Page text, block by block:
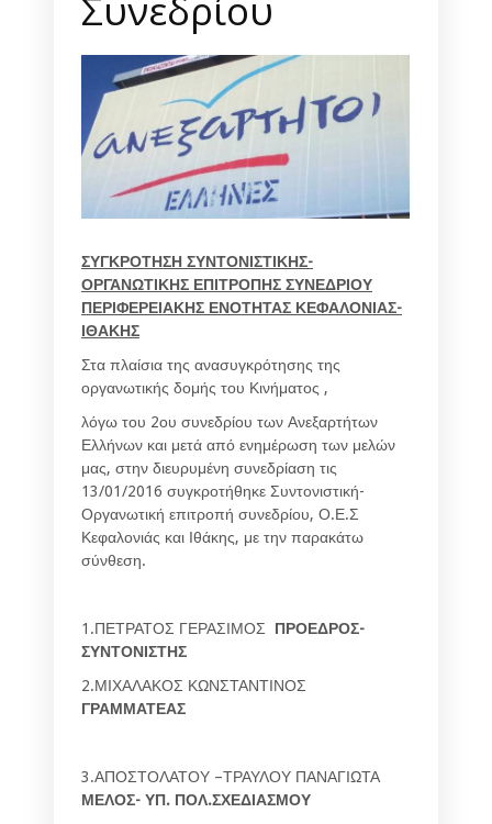
ΣΥΓΚΡΟΤΗΣΗ ΣΥΝΤΟΝΙΣΤΙΚΗΣ-
ΟΡΓΑΝΩΤΙΚΗΣ ΕΠΙΤΡΟΠΗΣ ΣΥΝΕΔΡΙΟΥ
ΠΕΡΙΦΕΡΕΙΑΚΗΣ ΕΝΟΤΗΤΑΣ ΚΕΦΑΛΟΝΙΑΣ-
ΙΘΑΚΗΣ
Στα πλαίσια της ανασυγκρότησης της
οργανωτικής δομής του Κινήματος ,
λόγω του 2ου συνεδρίου των Ανεξαρτήτων
Ελλήνων και μετά από ενημέρωση των μελών
μας, στην διευρυμένη συνεδρίαση τις
13/01/2016 συγκροτήθηκε Συντονιστική-
Οργανωτική επιτροπή συνεδρίου, Ο.Ε.Σ
Κεφαλονιάς και Ιθάκης, με την παρακάτω
σύνθεση.
1.ΠΕΤΡΑΤΟΣ ΓΕΡΑΣΙΜΟΣ ΠΡΟΕΔΡΟΣ-
ΣΥΝΤΟΝΙΣΤΗΣ
2.ΜΙΧΑΛΑΚΟΣ ΚΩΝΣΤΑΝΤΙΝΟΣ
ΓΡΑΜΜΑΤΕΑΣ
3.ΑΠΟΣΤΟΛΑΤΟΥ –ΤΡΑΥΛΟΥ ΠΑΝΑΓΙΩΤΑ
ΜΕΛΟΣ- ΥΠ. ΠΟΛ.ΣΧΕΔΙΑΣΜΟΥ